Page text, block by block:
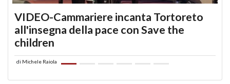
VIDEO-Cammariere incanta Tortoreto
all'insegna della pace con Save the
children
di Michele Raiola